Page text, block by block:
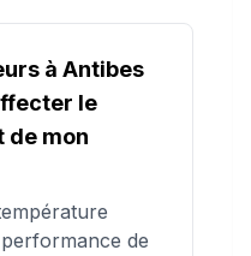
à Antibes
le
de mon
de